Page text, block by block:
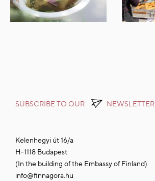
Kelenhegyi út 16/a
H-1118 Budapest
(In the building of the Embassy of Finland)
info@finnagora.hu
SUBSCRIBE TO OUR NEWSLETTER